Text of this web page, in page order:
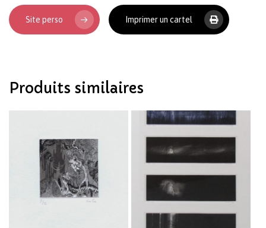
Site perso Imprimer un cartel
Produits similaires